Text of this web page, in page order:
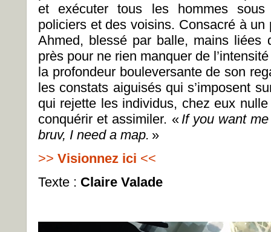
et exécuter tous les hommes
policiers et des voisins. Consacré à
Ahmed, blessé par balle, mains liées
près pour ne rien manquer de
la profondeur bouleversante de son
les constats aiguisés qui s’imposent
qui rejette les individus, chez eux
conquérir et assimiler. « If you want
bruv, I need a map. »
>> Visionnez ici <<
Texte : Claire Valade